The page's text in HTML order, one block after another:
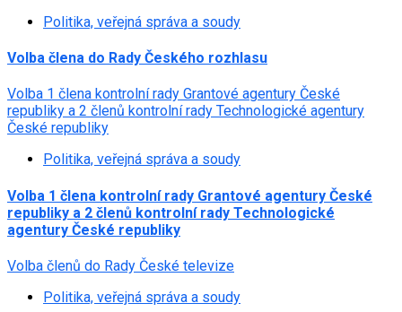
Politika, veřejná správa a soudy
Volba člena do Rady Českého rozhlasu
Volba 1 člena kontrolní rady Grantové agentury České
republiky a 2 členů kontrolní rady Technologické agentury
České republiky
Politika, veřejná správa a soudy
Volba 1 člena kontrolní rady Grantové agentury České
republiky a 2 členů kontrolní rady Technologické
agentury České republiky
Volba členů do Rady České televize
Politika, veřejná správa a soudy